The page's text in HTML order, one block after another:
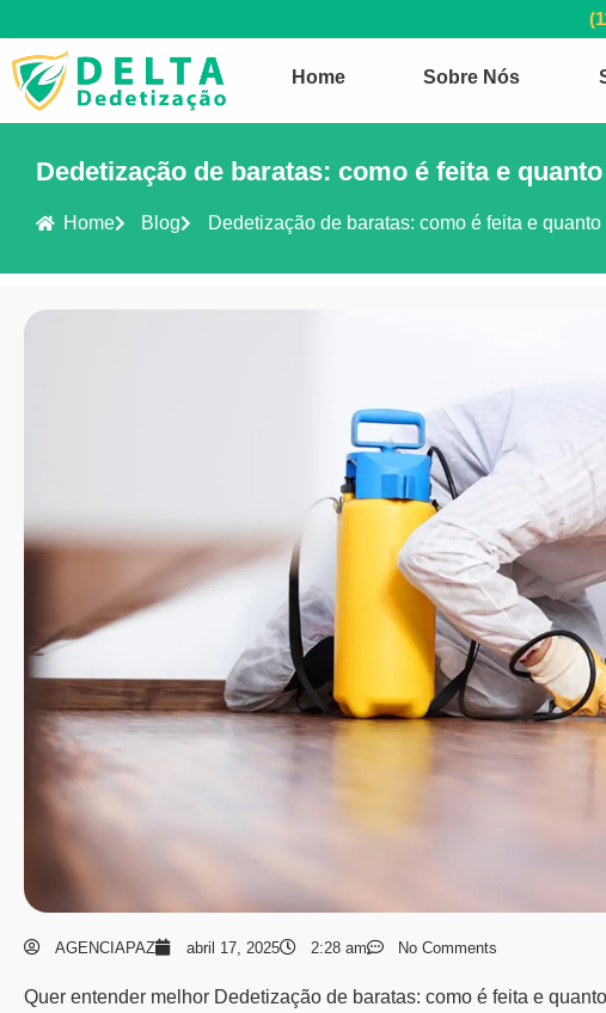
Home Sobre Nós
Dedetização de baratas: como é feita e
Home Blog Dedetização de baratas: como é feita e quanto
AGENCIAPAZ abril 17, 2025 2:28 am No Comments
Quer entender melhor Dedetização de baratas: como é feita e